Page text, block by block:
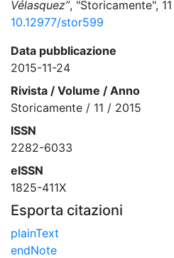
Vélasquez”, "Storicamente",
10.12977/stor599
Data pubblicazione
2015-11-24
Rivista / Volume / Anno
Storicamente / 11 / 2015
ISSN
2282-6033
eISSN
1825-411X
Esporta citazioni
plainText
endNote